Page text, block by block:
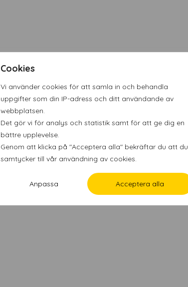
Cookies
Vi använder cookies för att samla in och behandla
uppgifter som din IP-adress och ditt användande av
webbplatsen.
Det gör vi för analys och statistik samt för att ge dig en
bättre upplevelse.
Genom att klicka på "Acceptera alla" bekräftar du att du
samtycker till vår användning av cookies.
Anpassa Acceptera alla